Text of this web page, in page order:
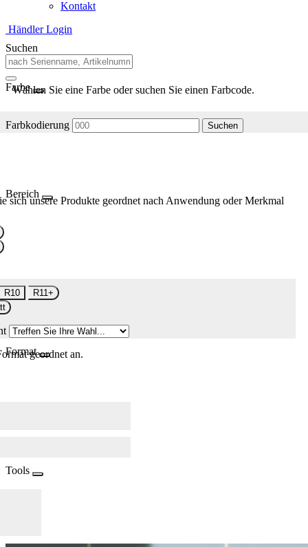
Kontakt
Händler Login
Suchen
Farbe
Wählen Sie eine Farbe oder suchen Sie einen Farbcode.
Farbkodierung Suchen
Bereich
sich unsere Produkte geordnet nach Anwendung oder Merkmal
R10
R11+
Formatgeordnet an.
Tools